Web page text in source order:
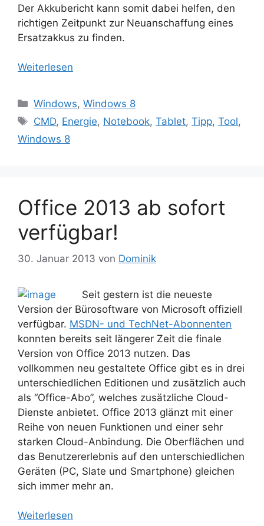
Der Akkubericht kann somit dabei helfen, den
richtigen Zeitpunkt zur Neuanschaffung eines
Ersatzakkus zu finden.
Weiterlesen
Kategorien
Windows,Windows 8
Schlagwörter
CMD, Energie, Notebook,Tablet,Tipp,Tool,
Windows 8
Office 2013 ab sofort
verfügbar!
30. Januar 2013 von Dominik
Seit gestern ist die neueste
Version der Bürosoftware von Microsoft offiziell
verfügbar. MSDN- und TechNet-Abonnenten
konnten bereits seit längerer Zeit die finale
Version von Office 2013 nutzen. Das
vollkommen neu gestaltete Office gibt es in drei
unterschiedlichen Editionen und zusätzlich auch
als “Office-Abo”, welches zusätzliche Cloud-
Dienste anbietet. Office 2013 glänzt mit einer
Reihe von neuen Funktionen und einer sehr
starken Cloud-Anbindung. Die Oberflächen und
das Benutzererlebnis auf den unterschiedlichen
Geräten (PC, Slate und Smartphone) gleichen
sich immer mehr an.
Weiterlesen